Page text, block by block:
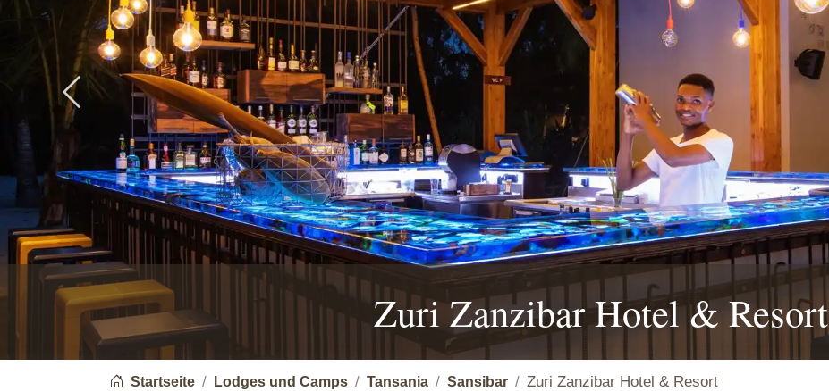
Zuri Zanzibar Hotel & Resort
Previous
You are here:
Startseite Lodges und Camps Tansania Sansibar Zuri Zanzibar Hotel & Resort